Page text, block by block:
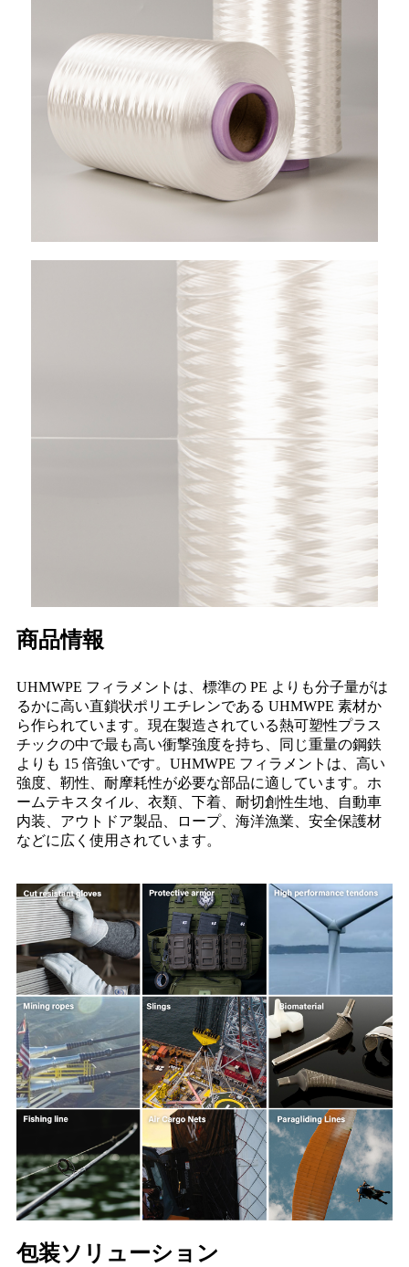
商品情報
UHMWPE フィラメントは、標準の PE よりも分子量がは
るかに高い直鎖状ポリエチレンである UHMWPE 素材か
ら作られています。現在製造されている熱可塑性プラス
チックの中で最も高い衝撃強度を持ち、同じ重量の鋼鉄
よりも 15 倍強いです。UHMWPE フィラメントは、高い
強度、靭性、耐摩耗性が必要な部品に適しています。ホ
ームテキスタイル、衣類、下着、耐切創性生地、自動車
内装、アウトドア製品、ロープ、海洋漁業、安全保護材
などに広く使用されています。
包装ソリューション